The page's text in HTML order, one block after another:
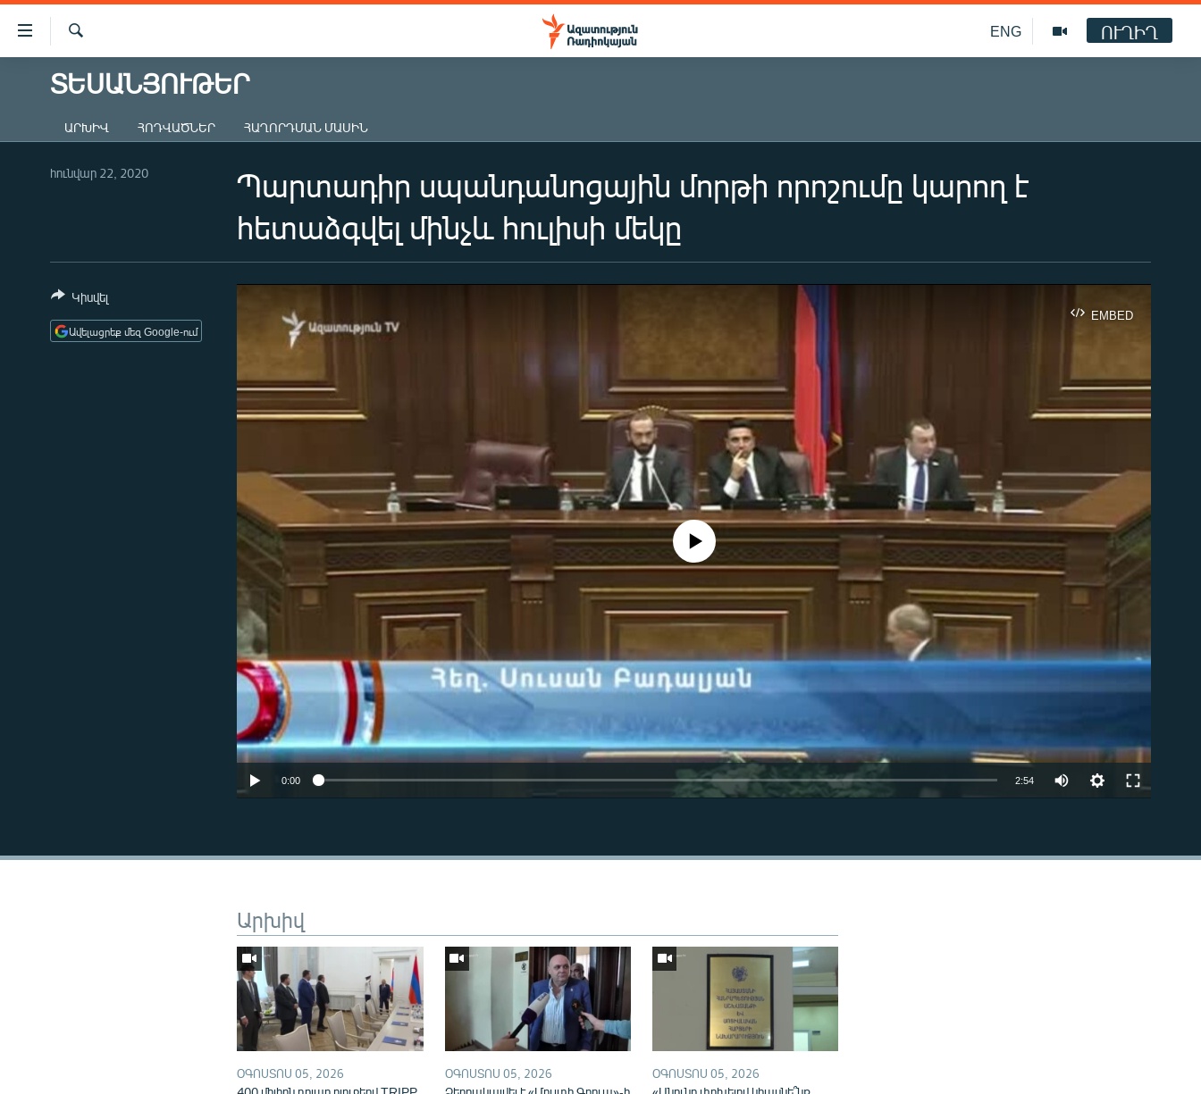
Մատչելիության
հղումներ
հիմնական
մենյուին
ԱԶԱՏՈՒԹՅՈՒՆ TV
ՔԱՂԱՔԱԿԱՆ
ԸՆՏՐՈՒԹՅՈՒՆՆԵՐ 2026
ՂԱՐԱԲԱՂ
ՊԱՏԵՐԱԶՄԻ 6 ՇԱԲԱԹՆԵՐԸ
ENG ՈՒՂԻՂ
ՏԵՍԱՆՅՈՒԹԵՐ
ԱՐԽԻՎ ՀՈԴՎԱԾՆԵՐ ՀԱՂՈՐԴՄԱՆ ՄԱՍԻՆ
Պարտադիր սպանդանոցային մորթի որոշումը կարող է
հետաձգվել մինչև հուլիսի մեկը
հունվար 22, 2020
EMBED
Auto 270p 360p
No media source currently available
0:00 2:54
Կիսվել
Ավելացրեք մեզ Google-ում
Արխիվ
ՕԳՈՍՏՈՍ 05, 2026 ՕԳՈՍՏՈՍ 05, 2026 ՕԳՈՍՏՈՍ 05, 2026